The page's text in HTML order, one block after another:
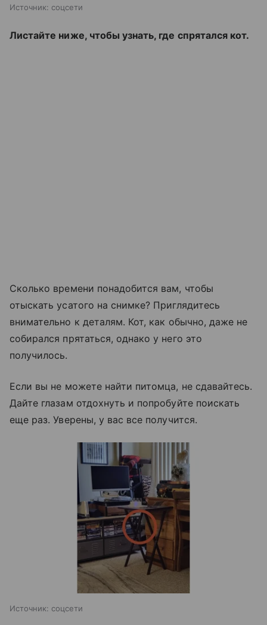
Источник: соцсети
Листайте ниже, чтобы узнать, где спрятался кот.
Сколько времени понадобится вам, чтобы
отыскать усатого на снимке? Приглядитесь
внимательно к деталям. Кот, как обычно, даже не
собирался прятаться, однако у него это
получилось.
Если вы не можете найти питомца, не сдавайтесь.
Дайте глазам отдохнуть и попробуйте поискать
еще раз. Уверены, у вас все получится.
Источник: соцсети